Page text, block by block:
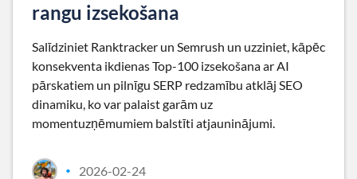
rangu izsekošana
Salīdziniet Ranktracker un Semrush un uzziniet, kāpēc
konsekventa ikdienas Top-100 izsekošana ar AI
pārskatiem un pilnīgu SERP redzamību atklāj SEO
dinamiku, ko var palaist garām uz
momentuzņēmumiem balstīti atjauninājumi.
• 2026-02-24